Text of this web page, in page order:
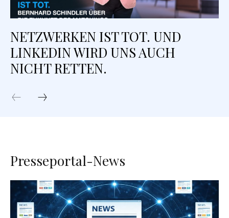
NETZWERKEN IST TOT. UND
LINKEDIN WIRD UNS AUCH
NICHT RETTEN.
Presseportal-News